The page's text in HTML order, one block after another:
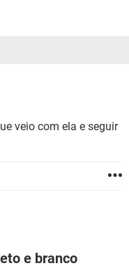
veio com ela e seguir
e branco